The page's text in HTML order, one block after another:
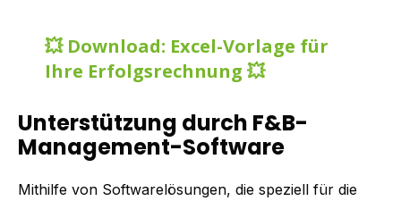
💥 Download: Excel-Vorlage für
Ihre Erfolgsrechnung 💥
Unterstützung durch F&B-
Management-Software
Mithilfe von Softwarelösungen, die speziell für die